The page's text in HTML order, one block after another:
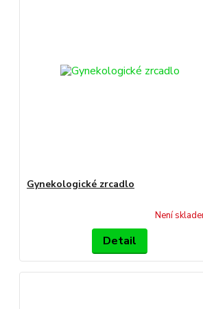
Gynekologické zrcadlo
Není
Detail